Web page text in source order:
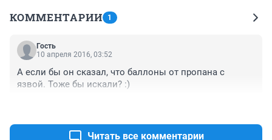
КОММЕНТАРИИ 1
Гость
10 апреля 2016, 03:52
А если бы он сказал, что баллоны от пропана с
язвой. Тоже бы искали? :)
Читать все комментарии